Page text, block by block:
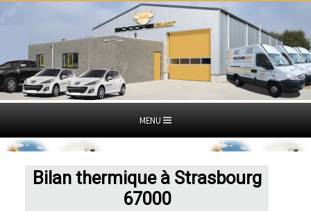
MENU
Bilan thermique à Strasbourg
67000